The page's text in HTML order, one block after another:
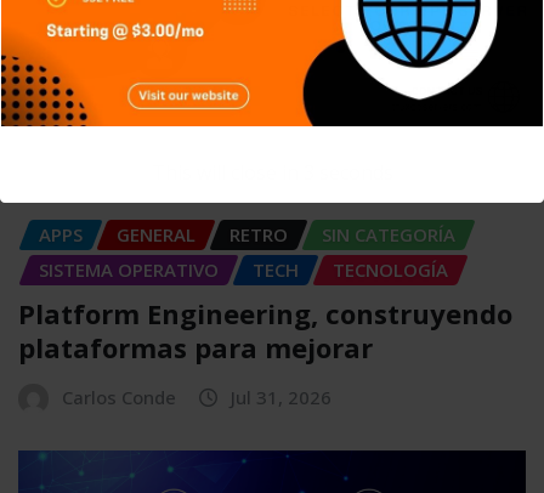
APPS GENERAL RETRO
SIN CATEGORÍA
SISTEMA OPERATIVO
TECH TECNOLOGÍA
Platform Engineering, construyendo
plataformas para mejorar
Carlos Conde Jul 31, 2026